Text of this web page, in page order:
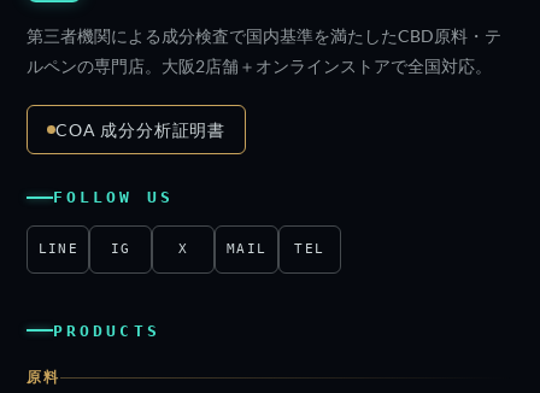
第三者機関による成分検査で国内基準を満たしたCBD原料・テ
ルペンの専門店。大阪2店舗＋オンラインストアで全国対応。
COA 成分分析証明書
FOLLOW US
LINE IG X MAIL TEL
PRODUCTS
原料